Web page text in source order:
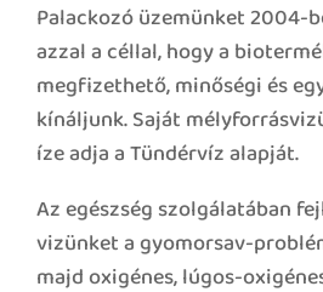
Palackozó üzemünket 2004-
azzal a céllal, hogy a
megfizethető, minőségi és
kínáljunk. Saját
íze adja a Tündérvíz alapját.
Az egészség szolgálatában
vizünket a gyomorsav-
majd oxigénes, lúgos-